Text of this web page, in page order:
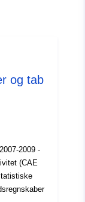
og tab
2009 -
(CAE